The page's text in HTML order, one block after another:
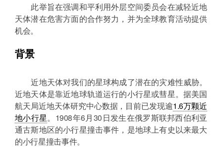
此举旨在强调和平利用外层空间委员会在减轻近地
天体潜在危害方面的合作努力，并为全球教育活动提供
机会。
背景
近地天体对我们的星球构成了潜在的灾难性威胁。
近地天体是靠近地球轨道运行的小行星或彗星。据美国
航天局近地天体研究中心数据，目前已发现逾1.6万颗近
地小行星。1908年6月30日发生在俄罗斯联邦西伯利亚
通古斯地区的小行星撞击事件，是地球上有史以来最大
的小行星撞击事件。